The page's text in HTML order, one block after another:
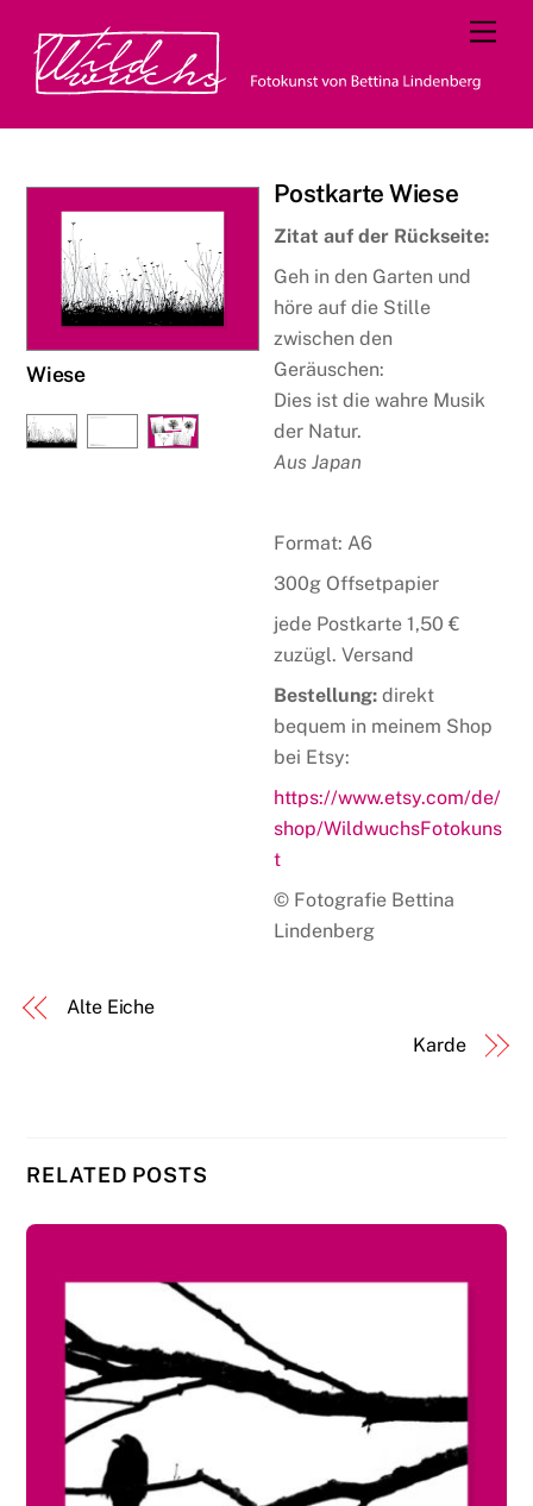
content
Wiese
Postkarte Wiese
Zitat auf der Rückseite:
Geh in den Garten und
höre auf die Stille
zwischen den
Geräuschen:
Dies ist die wahre Musik
der Natur.
Aus Japan
Format: A6
300g Offsetpapier
jede Postkarte 1,50 €
zuzügl. Versand
Bestellung: direkt
bequem in meinem Shop
bei Etsy:
https://www.etsy.com/de/
shop/WildwuchsFotokuns
t
© Fotografie Bettina
Lindenberg
Alte Eiche
Karde
RELATED POSTS